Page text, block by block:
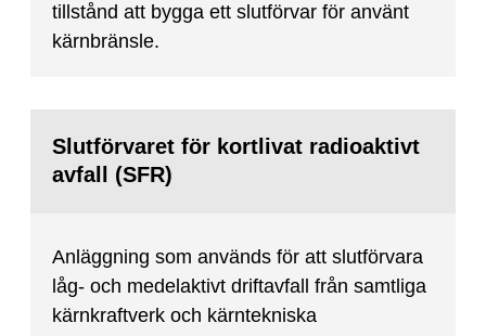
tillstånd att bygga ett slutförvar för använt
kärnbränsle.
Slutförvaret för kortlivat radioaktivt
avfall (SFR)
Anläggning som används för att slutförvara
låg- och medelaktivt driftavfall från samtliga
kärnkraftverk och kärntekniska